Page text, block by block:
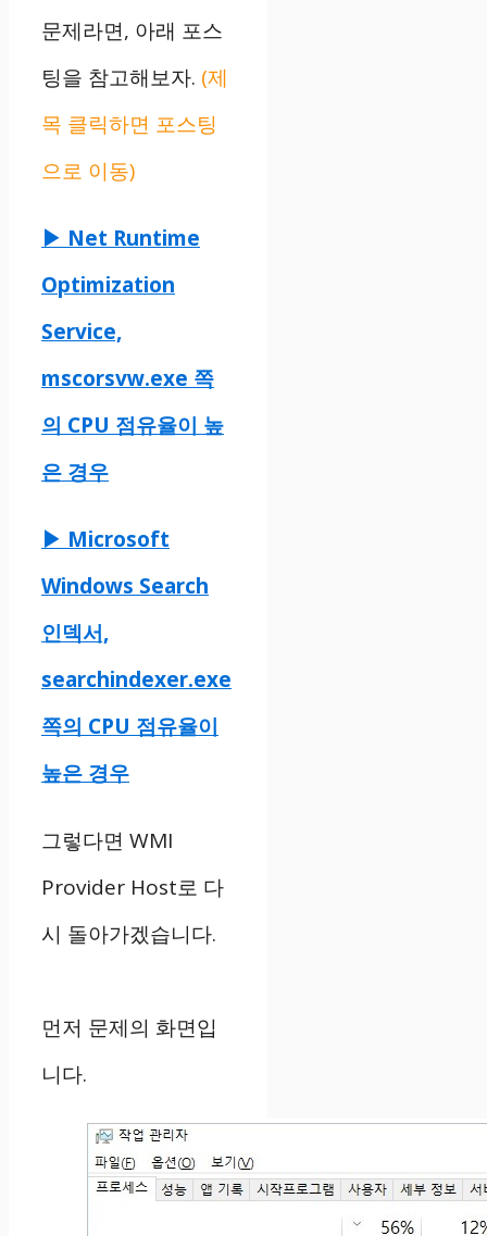
문제라면, 아래 포스
팅을 참고해보자. (제
목 클릭하면 포스팅
으로 이동)
▶ Net Runtime
Optimization
Service,
mscorsvw.exe 쪽
의 CPU 점유율이 높
은 경우
▶ Microsoft
Windows Search
인덱서,
searchindexer.exe
쪽의 CPU 점유율이
높은 경우
그렇다면 WMI
Provider Host로 다
시 돌아가겠습니다.
먼저 문제의 화면입
니다.